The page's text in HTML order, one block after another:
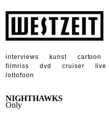
interviews kunst cartoon
filmriss
dvd cruiser live
lottofoon
NIGHTHAWKS
Only